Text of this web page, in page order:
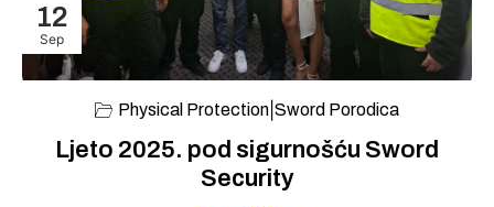
12
Sep
Physical Protection Sword Porodica
Ljeto 2025. pod sigurnošću Sword
Security